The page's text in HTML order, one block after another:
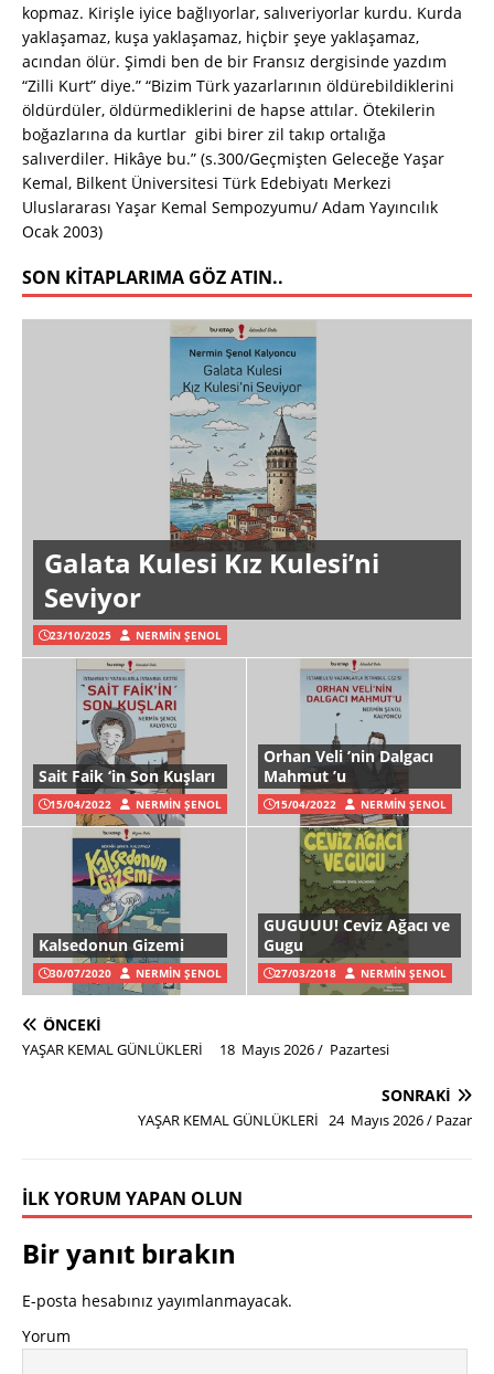
kopmaz. Kirişle iyice bağlıyorlar, salıveriyorlar kurdu. Kurda
yaklaşamaz, kuşa yaklaşamaz, hiçbir şeye yaklaşamaz,
acından ölür. Şimdi ben de bir Fransız dergisinde yazdım
“Zilli Kurt” diye.” “Bizim Türk yazarlarının öldürebildiklerini
öldürdüler, öldürmediklerini de hapse attılar. Ötekilerin
boğazlarına da kurtlar gibi birer zil takıp ortalığa
salıverdiler. Hikâye bu.” (s.300/Geçmişten Geleceğe Yaşar
Kemal, Bilkent Üniversitesi Türk Edebiyatı Merkezi
Uluslararası Yaşar Kemal Sempozyumu/ Adam Yayıncılık
Ocak 2003)
SON KITAPLARIMA GÖZ ATIN..
Galata Kulesi Kız Kulesi’ni
Seviyor
23/10/2025 NERMIN ŞENOL
Sait Faik ‘in Son Kuşları
15/04/2022 NERMIN ŞENOL
Orhan Veli ’nin Dalgacı
Mahmut ’u
15/04/2022 NERMIN ŞENOL
Kalsedonun Gizemi
30/07/2020 NERMIN ŞENOL
GUGUUU! Ceviz Ağacı ve
Gugu
27/03/2018 NERMIN ŞENOL
ÖNCEKI
YAŞAR KEMAL GÜNLÜKLERİ 18 Mayıs 2026 / Pazartesi
SONRAKI
YAŞAR KEMAL GÜNLÜKLERİ 24 Mayıs 2026 / Pazar
İLK YORUM YAPAN OLUN
Bir yanıt bırakın
E-posta hesabınız yayımlanmayacak.
Yorum